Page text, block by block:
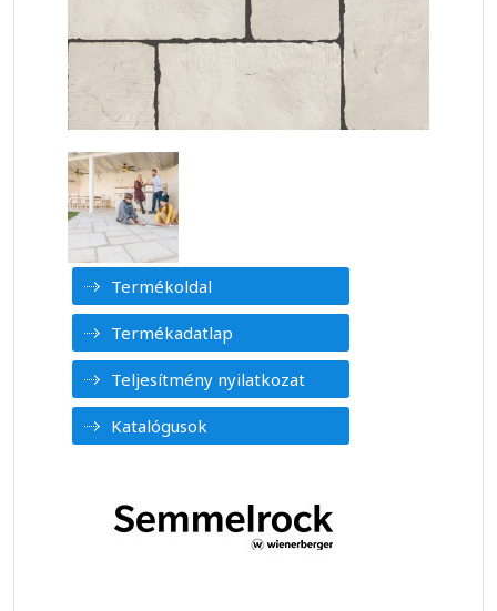
Termékoldal
Termékadatlap
Teljesítmény nyilatkozat
Katalógusok